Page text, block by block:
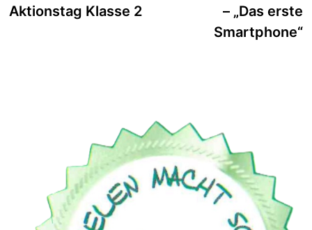
Aktionstag Klasse 2
– „Das erste
Smartphone“